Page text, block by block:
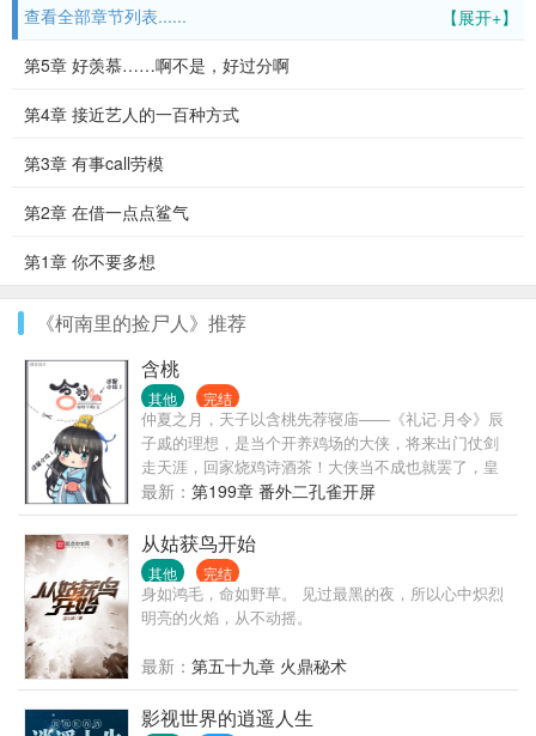
【展开+】
查看全部章节列表......
第5章 好羡慕……啊不是，好过分啊
第4章 接近艺人的一百种方式
第3章 有事call劳模
第2章 在借一点点鲨气
第1章 你不要多想
《柯南里的捡尸人》推荐
含桃
其他 完结
仲夏之月，天子以含桃先荐寝庙——《礼记·月令》辰
子戚的理想，是当个开养鸡场的大侠，将来出门仗剑
走天涯，回家烧鸡诗酒茶！大侠当不成也就罢了，皇
帝老爹还要拿他祭祀神明！不过这个神明，好像哪里
不太对？神明：啾？酷炫装逼幼鸟攻Ｘ睚眦必报小心
眼大忽悠受封面画手：太白菌封面设计：酥可推荐代
小甜文《婚约》男人和男孩儿的婚后日常基友的古
耽：
最新： 第199章 番外二孔雀开屏
从姑获鸟开始
其他 完结
身如鸿毛，命如野草。 见过最黑的夜，所以心中炽烈
明亮的火焰，从不动摇。
最新： 第五十九章 火鼎秘术
影视世界的逍遥人生